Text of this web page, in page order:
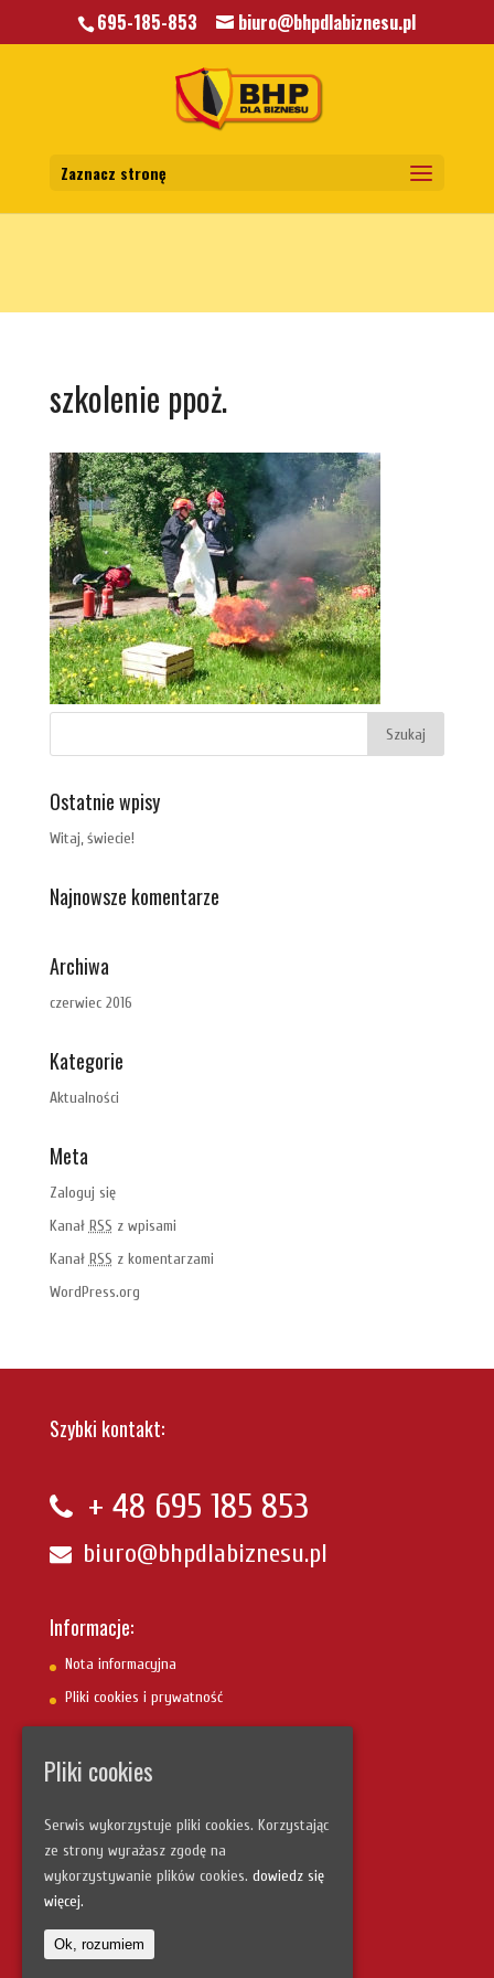
: A non-numeric value encountered in
/home/klient.dhosting.pl/mkkrawczyk/bhpdlabiznesu.pl/public_html/wp-
content/themes/bhp/functions.phpon line5806
695-185-853 biuro@bhpdlabiznesu.pl
Zaznacz stronę
szkolenie ppoż.
Ostatnie wpisy
Witaj, świecie!
Najnowsze komentarze
Archiwa
czerwiec 2016
Kategorie
Aktualności
Meta
Zaloguj się
Kanał RSS z wpisami
Kanał RSS z komentarzami
WordPress.org
Szybki kontakt:
+ 48 695 185 853
biuro@bhpdlabiznesu.pl
Informacje:
Nota informacyjna
Pliki cookies i prywatność
Szybka nawigacja:
Uczestnicy szkoleń
Fotogaleria
Kontakt
Pliki cookies
Serwis wykorzystuje pliki cookies. Korzystając
ze strony wyrażasz zgodę na
wykorzystywanie plików cookies. dowiedz się
więcej.
Ok, rozumiem